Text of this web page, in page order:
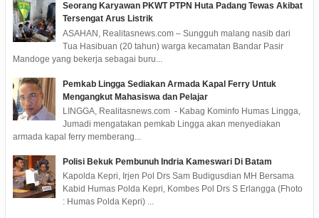
Seorang Karyawan PKWT PTPN Huta Padang Tewas Akibat
Tersengat Arus Listrik
ASAHAN, Realitasnews.com – Sungguh malang nasib dari
Tua Hasibuan (20 tahun) warga kecamatan Bandar Pasir
Mandoge yang bekerja sebagai buru...
Pemkab Lingga Sediakan Armada Kapal Ferry Untuk
Mengangkut Mahasiswa dan Pelajar
LINGGA, Realitasnews.com - Kabag Kominfo Humas Lingga,
Jumadi mengatakan pemkab Lingga akan menyediakan
armada kapal ferry memberang...
Polisi Bekuk Pembunuh Indria Kameswari Di Batam
Kapolda Kepri, Irjen Pol Drs Sam Budigusdian MH Bersama
Kabid Humas Polda Kepri, Kombes Pol Drs S Erlangga (Fhoto
: Humas Polda Kepri) ...